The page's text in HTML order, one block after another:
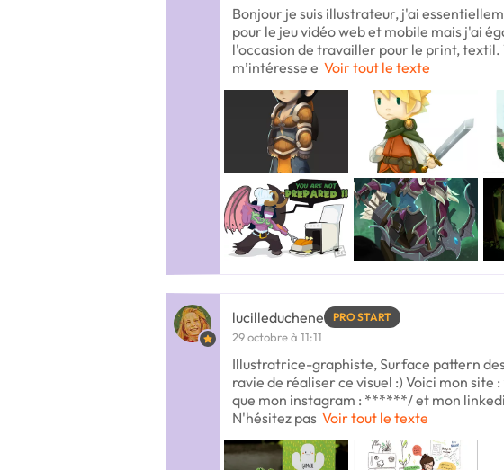
Bonjour je suis illustrateur, j'ai
pour le jeu vidéo web et mobile mais j'ai
l'occasion de travailler pour le print,
m’intéresse e Voir tout le texte
lucilleduchene PRO START
29 octobre à 11:11
Illustratrice-graphiste, Surface pattern
ravie de réaliser ce visuel :) Voici mon
que mon instagram : ******/ et mon
N'hésitez pas Voir tout le texte